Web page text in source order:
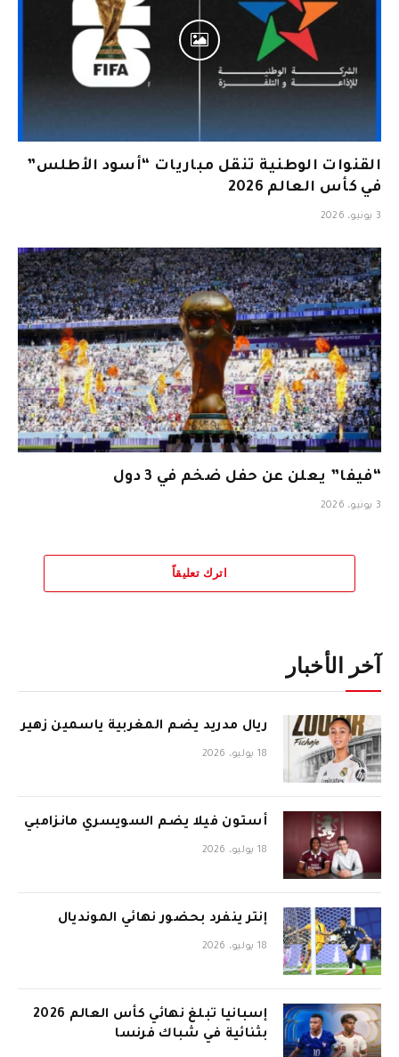
القنوات الوطنية تنقل مباريات “أسود الأطلس”
في كأس العالم 2026
3 يونيو، 2026
“فيفا” يعلن عن حفل ضخم في 3 دول
3 يونيو، 2026
اترك تعليقاً
آخر الأخبار
ريال مدريد يضم المغربية ياسمين زهير
18 يوليو، 2026
أستون فيلا يضم السويسري مانزامبي
18 يوليو، 2026
إنتر ينفرد بحضور نهائي المونديال
18 يوليو، 2026
إسبانيا تبلغ نهائي كأس العالم 2026
بثنائية في شباك فرنسا